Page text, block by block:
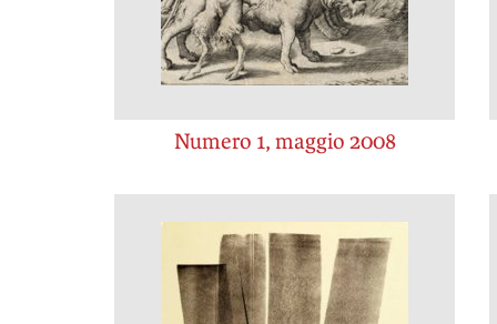
Numero 1, maggio 2008